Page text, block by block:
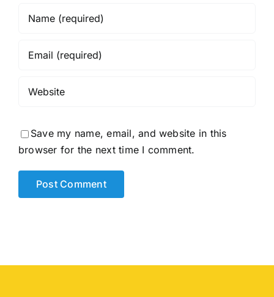
Save my name, email, and website in this
browser for the next time I comment.